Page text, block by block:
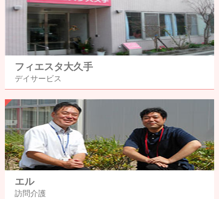
フィエスタ大久手
デイサービス
エル
訪問介護